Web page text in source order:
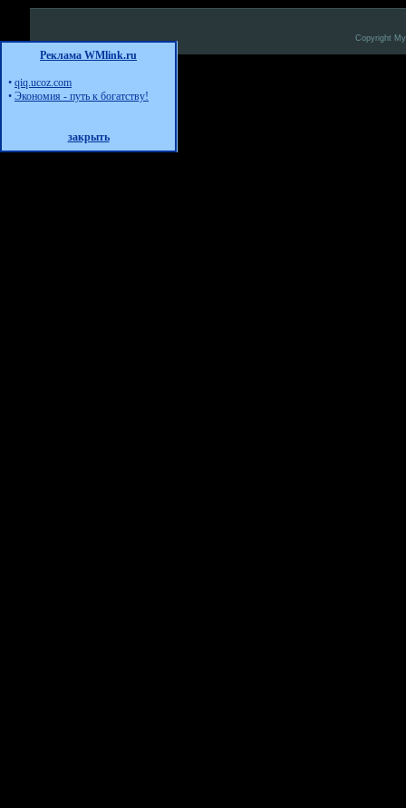
Реклама WMlink.ru
• qiq.ucoz.com
• Экономия - путь к богатству!
закрыть
Copyright